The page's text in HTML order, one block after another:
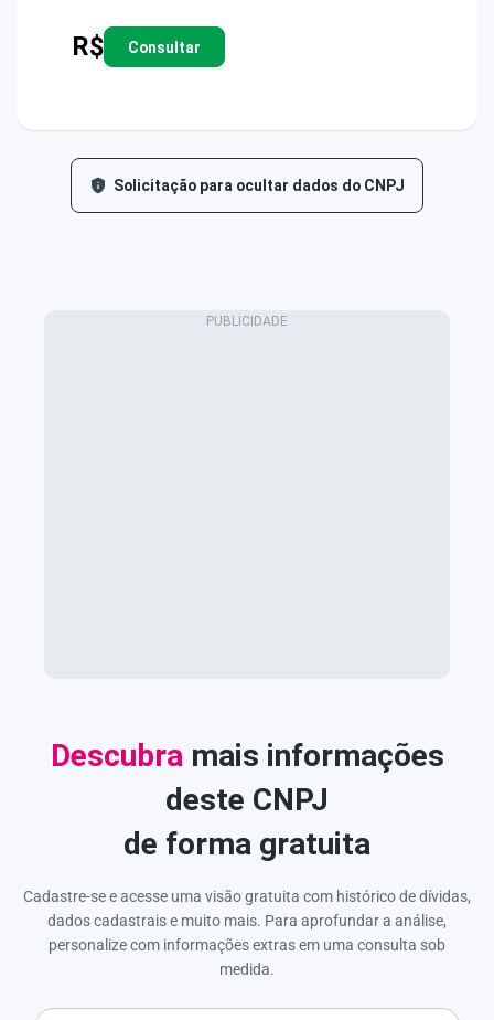
R$ Consultar
Solicitação para ocultar dados do CNPJ
Descubra mais informações
deste CNPJ
de forma gratuita
Cadastre-se e acesse uma visão gratuita com histórico de dívidas,
dados cadastrais e muito mais. Para aprofundar a análise,
personalize com informações extras em uma consulta sob
medida.